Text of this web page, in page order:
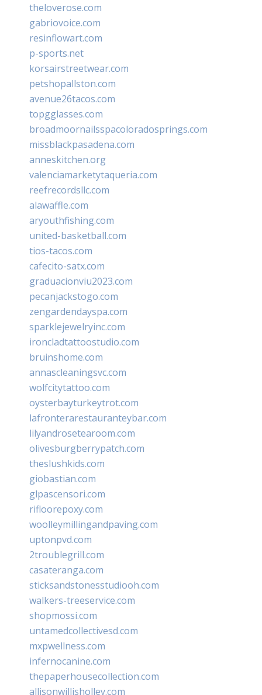
theloverose.com
gabriovoice.com
resinflowart.com
p-sports.net
korsairstreetwear.com
petshopallston.com
avenue26tacos.com
topgglasses.com
broadmoornailsspacoloradosprings.com
missblackpasadena.com
anneskitchen.org
valenciamarketytaqueria.com
reefrecordsllc.com
alawaffle.com
aryouthfishing.com
united-basketball.com
tios-tacos.com
cafecito-satx.com
graduacionviu2023.com
pecanjackstogo.com
zengardendayspa.com
sparklejewelryinc.com
ironcladtattoostudio.com
bruinshome.com
annascleaningsvc.com
wolfcitytattoo.com
oysterbayturkeytrot.com
lafronterarestauranteybar.com
lilyandrosetearoom.com
olivesburgberrypatch.com
theslushkids.com
giobastian.com
glpascensori.com
rifloorepoxy.com
woolleymillingandpaving.com
uptonpvd.com
2troublegrill.com
casateranga.com
sticksandstonesstudiooh.com
walkers-treeservice.com
shopmossi.com
untamedcollectivesd.com
mxpwellness.com
infernocanine.com
thepaperhousecollection.com
allisonwillisholley.com